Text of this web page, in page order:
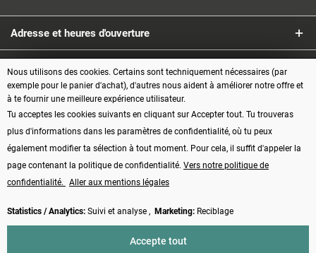
Adresse et heures d'ouverture
Service
Informations
Modes de paiement
Vertrag widerrufen
Nous utilisons des cookies. Certains sont techniquement nécessaires (par
exemple pour le panier d'achat), d'autres nous aident à améliorer notre offre et
à te fournir une meilleure expérience utilisateur.
Tu acceptes les cookies suivants en cliquant sur Accepter tout. Tu trouveras
plus d'informations dans les paramètres de confidentialité, où tu peux
également modifier ta sélection à tout moment. Pour cela, il suffit d'appeler la
page contenant la politique de confidentialité. Vers notre politique de
confidentialité.
Aller aux mentions légales
Statistics / Analytics: Suivi et analyse , Marketing: Reciblage
Accepte tout